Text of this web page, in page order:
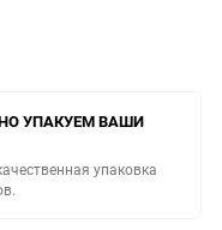
УПАКУЕМ ВАШИ
упаковка